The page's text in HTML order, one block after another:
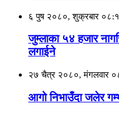
६ पुष २०८०, शुक्रबार
जुम्लाका ५४ हजार
लगाईने
२७ चैत्र २०८०, मंगलवार
आगो निभाउँदा जलेर